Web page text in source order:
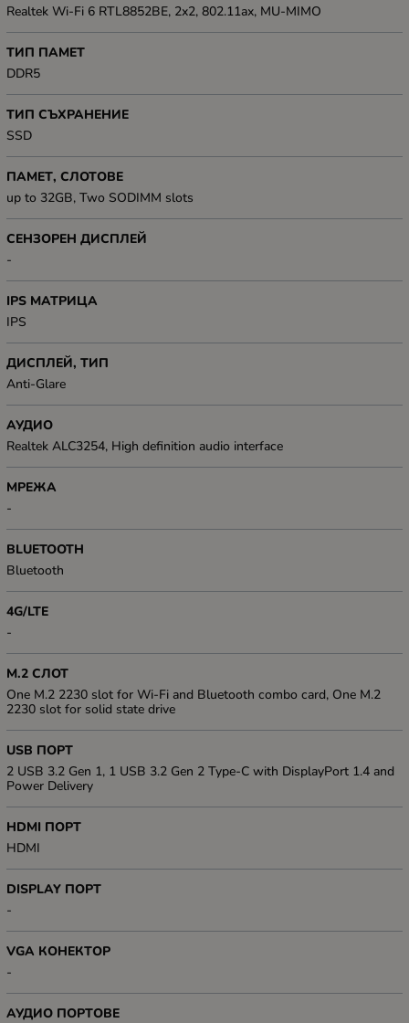
Realtek Wi-Fi 6 RTL8852BE, 2x2, 802.11ax, MU-MIMO
ТИП ПАМЕТ
DDR5
ТИП СЪХРАНЕНИЕ
SSD
ПАМЕТ, СЛОТОВЕ
up to 32GB, Two SODIMM slots
СЕНЗОРЕН ДИСПЛЕЙ
-
IPS МАТРИЦА
IPS
ДИСПЛЕЙ, ТИП
Anti-Glare
АУДИО
Realtek ALC3254, High definition audio interface
МРЕЖА
-
BLUETOOTH
Bluetooth
4G/LTE
-
M.2 СЛОТ
One M.2 2230 slot for Wi-Fi and Bluetooth combo card, One M.2
2230 slot for solid state drive
USB ПОРТ
2 USB 3.2 Gen 1, 1 USB 3.2 Gen 2 Type-C with DisplayPort 1.4 and
Power Delivery
HDMI ПОРТ
HDMI
DISPLAY ПОРТ
-
VGA КОНЕКТОР
-
АУДИО ПОРТОВЕ